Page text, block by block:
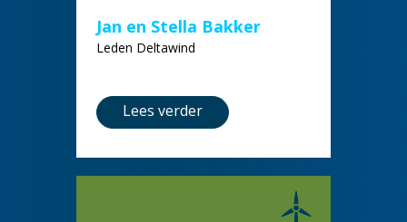
Jan en Stella Bakker
Leden Deltawind
Lees verder